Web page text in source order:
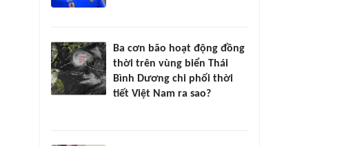
Ba cơn bão hoạt động đồng
thời trên vùng biển Thái
Bình Dương chi phối thời
tiết Việt Nam ra sao?